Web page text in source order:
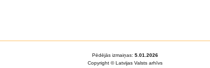
Pēdējās izmaiņas: 5.01.2026
Copyright © Latvijas Valsts arhīvs